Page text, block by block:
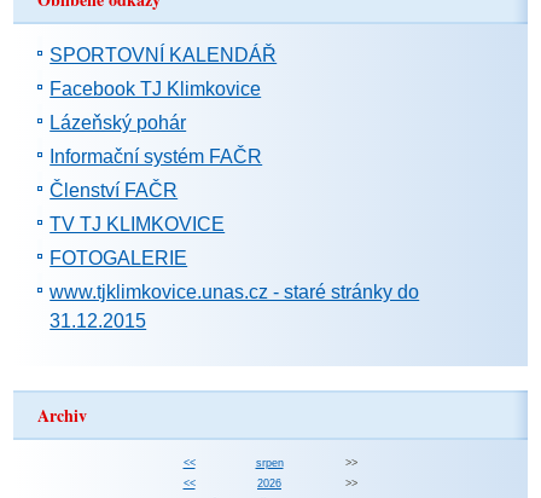
SPORTOVNÍ KALENDÁŘ
Facebook TJ Klimkovice
Lázeňský pohár
Informační systém FAČR
Členství FAČR
TV TJ KLIMKOVICE
FOTOGALERIE
www.tjklimkovice.unas.cz - staré stránky do
31.12.2015
Archiv
<< srpen
>>
<<
2026 >>